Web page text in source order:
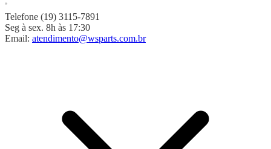
Telefone (19) 3115-7891
Seg à sex. 8h às 17:30
Email: atendimento@wsparts.com.br